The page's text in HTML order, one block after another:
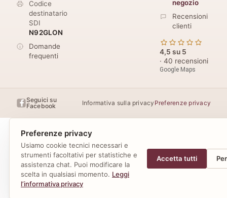
Codice
destinatario
SDI
N92GLON
Domande
frequenti
negozio
Recensioni
clienti
4,5 su 5
· 40 recensioni
Google Maps
Seguici su
Facebook
Informativa sulla privacy Preferenze privacy
Preferenze privacy
Usiamo cookie tecnici necessari e
strumenti facoltativi per statistiche e
assistenza chat. Puoi modificare la
scelta in qualsiasi momento. Leggi
l’informativa privacy
Accetta tutti